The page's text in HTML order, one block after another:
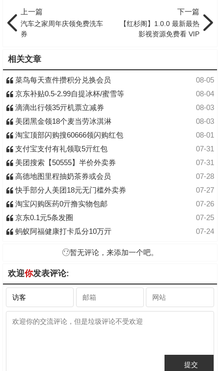
上一篇
汽车之家周年庆领免费洗车
券
下一篇
【红杉阁】1.0.0 最新最热
影视资源免费看 VIP
相关文章
08-05
菜鸟每天查件攒积分兑换会员
08-04
京东补贴0.5-2.99自提冰杯/蜜雪等
08-03
滴滴出行领35亓机票立减券
08-03
美团黑金领18个麦当劳冰淇淋
08-01
淘宝顶部闪购搜60666领闪购红包
07-31
支付宝支付有礼领取5亓红包
07-31
美团搜索【50555】半价外卖券
07-28
高德地图里程抽奶茶券或会员
07-27
快手部分人美团18元无门槛外卖券
07-26
淘宝闪购医药0亓撸实物包邮
07-25
京东0.1元5条发圈
07-24
蚂蚁阿福健康打卡瓜分10万亓
暂无评论，来添加一个吧。
欢迎你发表评论: